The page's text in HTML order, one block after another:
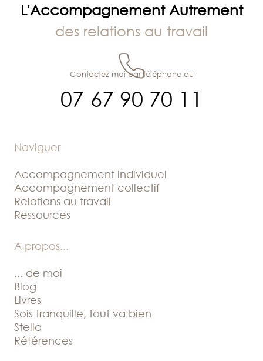
L'Accompagnement Autrement
des relations au travail
07 67 90 70 11
Contactez-moi par téléphone au
Naviguer
Accompagnement individuel
Accompagnement collectif
Relations au travail
Ressources
A propos...
... de moi
Blog
Livres
Sois tranquille, tout va bien
Stella
Références